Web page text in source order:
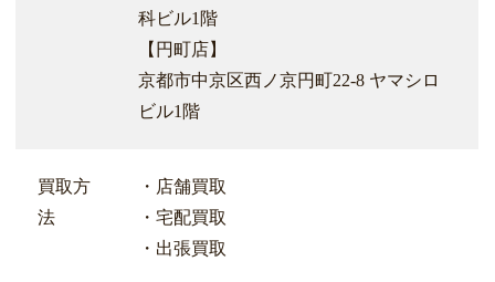
科ビル1階
【円町店】
京都市中京区西ノ京円町22-8 ヤマシロ
ビル1階
買取方
法
・店舗買取
・宅配買取
・出張買取